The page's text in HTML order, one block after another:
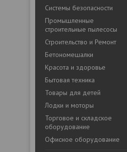
Системы безопасности
Промышленные
строительные пылесосы
Строительство и Ремонт
Бетономешалки
Красота и здоровье
Бытовая техника
Товары для детей
Лодки и моторы
Торговое и складское
оборудование
Офисное оборудование